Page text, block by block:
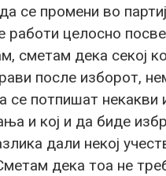
се промени во
работи целосно
сметам дека секој
после изборот,
потпишат некакви
и кој и да биде
дали некој
дека тоа не